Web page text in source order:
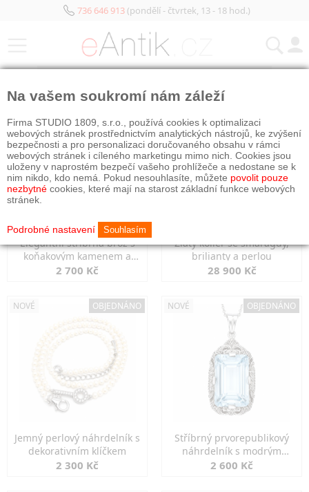
736 646 913(pondělí - čtvrtek, 13 - 18 hod.)
Elegantní stříbrná brož s
koňakovým kamenem a
markazity
2 700 Kč
Zlatý kolier se smaragdy,
brilianty a perlou
28 900 Kč
NOVÉ OBJEDNÁNO
Jemný perlový náhrdelník s
dekorativním klíčkem
2 300 Kč
NOVÉ OBJEDNÁNO
Stříbrný prvorepublikový
náhrdelník s modrým
spinelem
2 600 Kč
Na vašem soukromí nám záleží
Firma STUDIO 1809, s.r.o., používá cookies k optimalizaci
webových stránek prostřednictvím analytických nástrojů, ke zvýšení
bezpečnosti a pro personalizaci doručovaného obsahu v rámci
webových stránek i cíleného marketingu mimo nich. Cookies jsou
uloženy v naprostém bezpečí vašeho prohlížeče a nedostane se k
nim nikdo, kdo nemá. Pokud nesouhlasíte, můžete povolit pouze
nezbytné cookies, které mají na starost základní funkce webových
stránek.
Podrobné nastavení Souhlasím